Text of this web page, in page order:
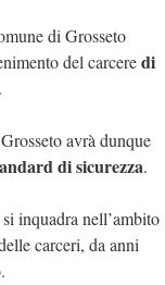
di Grosseto
del carceredi
.
avrà dunque
di sicurezza.
inquadra nell’ambito
carceri, da anni